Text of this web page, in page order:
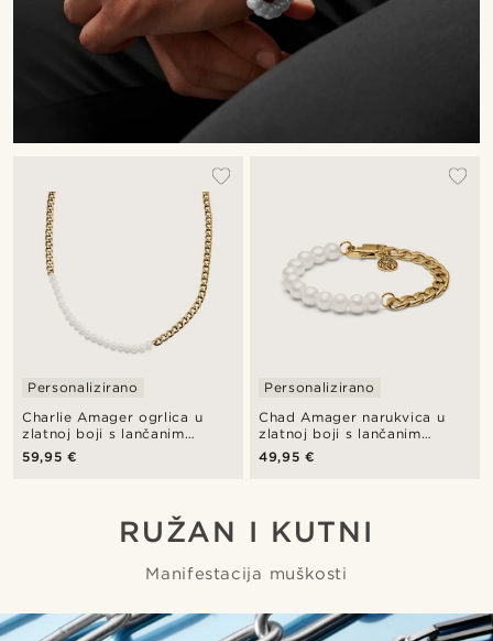
Charlie Amager ogrlica u
zlatnoj boji s lančanim
karikama i biserima
Personalizirano
59,95 €
Chad Amager narukvica u
zlatnoj boji s lančanim
karikama i biserima
Personalizirano
49,95 €
RUŽAN I KUTNI
Manifestacija muškosti